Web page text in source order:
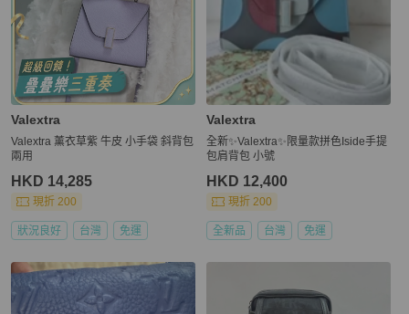
Valextra
Valextra 薰衣草紫 牛皮 小手袋 斜背包
兩用
HKD 14,285
現折 200
狀況良好 台灣 免運
Valextra
全新✨Valextra✨限量款拼色Iside手提
包肩背包 小號
HKD 12,400
現折 200
全新品 台灣 免運